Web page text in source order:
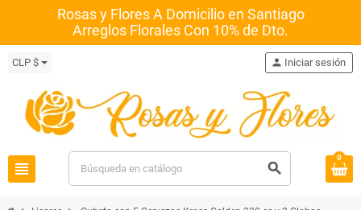
Rosas y Flores A Domicilio en Santiago
Arreglos Florales Con 10% de Dto.
CLP $
view_headline search
person Iniciar sesión
0